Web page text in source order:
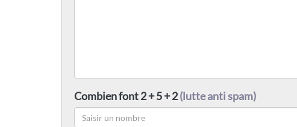
Combien font 2 + 5 + 2(lutte anti spam)